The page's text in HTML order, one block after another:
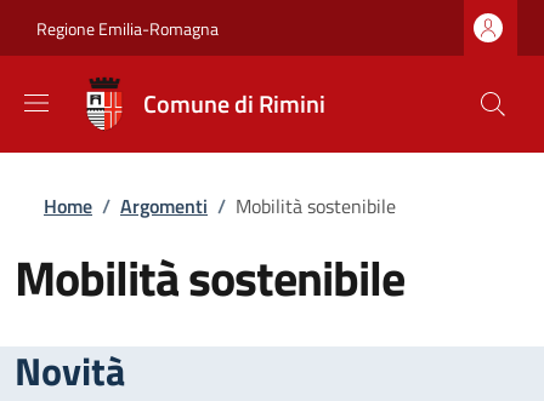
Regione Emilia-Romagna
Comune di Rimini
Briciole di pane
Home / Argomenti / Mobilità sostenibile
Mobilità sostenibile
Novità